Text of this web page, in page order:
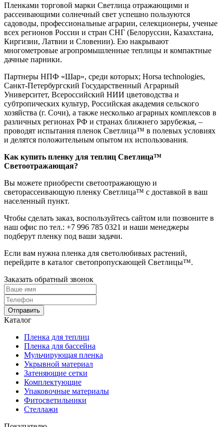
Пленками торговой марки Светлица отражающими и
рассеивающими солнечный свет успешно пользуются
садоводы, профессиональные аграрии, селекционеры, ученые
всех регионов России и стран СНГ (Белоруссии, Казахстана,
Киргизии, Латвии и Словении). Ею накрывают
многометровые агропромышленные теплицы и компактные
дачные парники.
Партнеры НПФ «Шар», среди которых; Horsа technologies,
Санкт-Петербургский Государственный Аграрный
Университет, Всероссийский НИИ цветоводства и
субтропических культур, Российская академия сельского
хозяйства (г. Сочи), а также несколько аграрных комплексов в
различных регионах РФ и странах ближнего зарубежья, –
проводят испытания пленок Светлица™ в полевых условиях
и делятся положительным опытом их использования.
Как купить пленку для теплиц Светлица™
Светоотражающая?
Вы можете приобрести светоотражающую и
светорассеивающую пленку Светлица™ с доставкой в ваш
населенный пункт.
Чтобы сделать заказ, воспользуйтесь сайтом или позвоните в
наш офис по тел.: +7 996 785 0321 и наши менеджеры
подберут пленку под ваши задачи.
Если вам нужна пленка для светолюбивых растений,
перейдите в каталог светопропускающей Светлицы™.
Заказать обратный звонок
Отправить
Каталог
Пленка для теплиц
Пленка для бассейна
Мульчирующая пленка
Укрывной материал
Затеняющие сетки
Комплектующие
Упаковочные материалы
Фитосветильники
Стеллажи